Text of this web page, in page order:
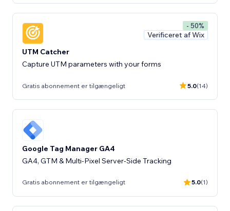
- 50%
Verificeret af Wix
UTM Catcher
Capture UTM parameters with your forms
Gratis abonnement er tilgængeligt 5.0(14)
Google Tag Manager GA4
GA4, GTM & Multi-Pixel Server-Side Tracking
Gratis abonnement er tilgængeligt 5.0(1)